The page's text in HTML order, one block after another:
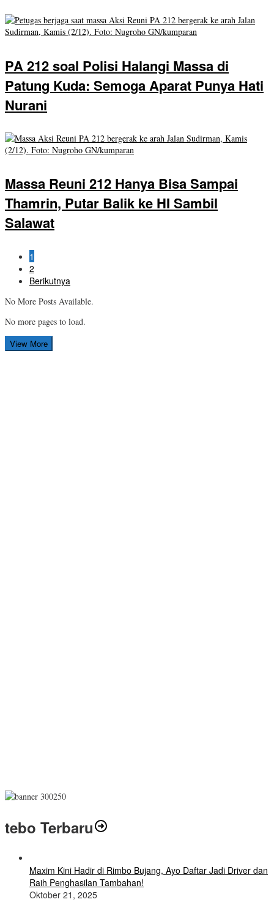
PA 212 soal Polisi Halangi Massa di
Patung Kuda: Semoga Aparat Punya Hati
Nurani
Massa Reuni 212 Hanya Bisa Sampai
Thamrin, Putar Balik ke HI Sambil
Salawat
1
2
Berikutnya
No More Posts Available.
No more pages to load.
View More
tebo Terbaru
Maxim Kini Hadir di Rimbo Bujang, Ayo Daftar Jadi Driver dan
Raih Penghasilan Tambahan!
Oktober 21, 2025